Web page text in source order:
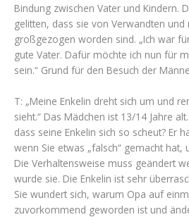
Bindung zwischen Vater und Kindern.
gelitten, dass sie von Verwandten und
großgezogen worden sind. „Ich war
gute Vater. Dafür möchte ich nun für
sein.“ Grund für den Besuch der
T: „Meine Enkelin dreht sich um und
sieht.“ Das Mädchen ist 13/14 Jahre
dass seine Enkelin sich so scheut? Er
wenn Sie etwas „falsch“ gemacht hat,
Die Verhaltensweise muss geändert
wurde sie. Die Enkelin ist sehr
Sie wundert sich, warum Opa auf
zuvorkommend geworden ist und